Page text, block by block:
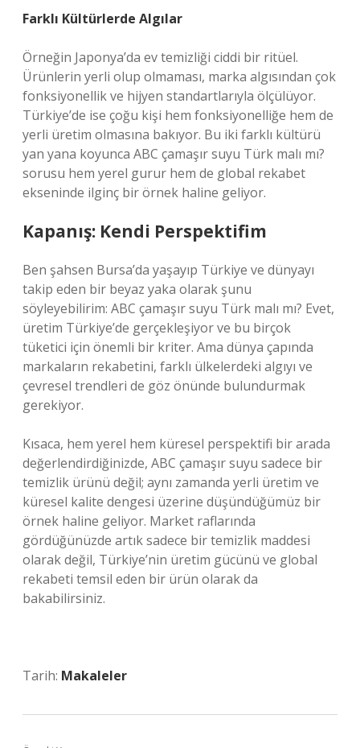
Farklı Kültürlerde Algılar
Örneğin Japonya’da ev temizliği ciddi bir ritüel.
Ürünlerin yerli olup olmaması, marka algısından çok
fonksiyonellik ve hijyen standartlarıyla ölçülüyor.
Türkiye’de ise çoğu kişi hem fonksiyonelliğe hem de
yerli üretim olmasına bakıyor. Bu iki farklı kültürü
yan yana koyunca ABC çamaşır suyu Türk malı mı?
sorusu hem yerel gurur hem de global rekabet
ekseninde ilginç bir örnek haline geliyor.
Kapanış: Kendi Perspektifim
Ben şahsen Bursa’da yaşayıp Türkiye ve dünyayı
takip eden bir beyaz yaka olarak şunu
söyleyebilirim: ABC çamaşır suyu Türk malı mı? Evet,
üretim Türkiye’de gerçekleşiyor ve bu birçok
tüketici için önemli bir kriter. Ama dünya çapında
markaların rekabetini, farklı ülkelerdeki algıyı ve
çevresel trendleri de göz önünde bulundurmak
gerekiyor.
Kısaca, hem yerel hem küresel perspektifi bir arada
değerlendirdiğinizde, ABC çamaşır suyu sadece bir
temizlik ürünü değil; aynı zamanda yerli üretim ve
küresel kalite dengesi üzerine düşündüğümüz bir
örnek haline geliyor. Market raflarında
gördüğünüzde artık sadece bir temizlik maddesi
olarak değil, Türkiye’nin üretim gücünü ve global
rekabeti temsil eden bir ürün olarak da
bakabilirsiniz.
Tarih: Makaleler